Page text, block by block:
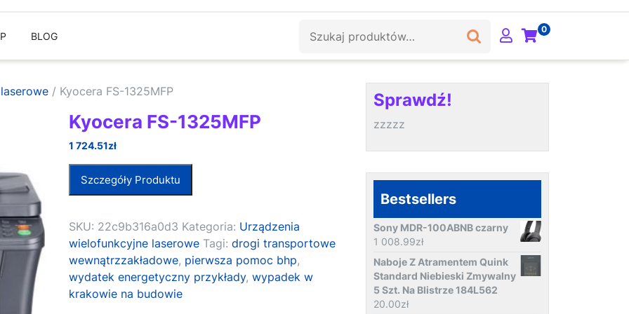
BLOG
0
/ Kyocera FS-1325MFP
Kyocera FS-1325MFP
1 724.51zł
Szczegóły Produktu
SKU: 22c9b316a0d3 Kategoria: Urządzenia
wielofunkcyjne laserowe Tagi:drogi transportowe
wewnątrzzakładowe, pierwsza pomoc bhp,
wydatek energetyczny przykłady,wypadek w
krakowie na budowie
Sprawdź!
zzzzz
Bestsellers
Sony MDR-100ABNB czarny
1 008.99zł
Naboje Z Atramentem Quink
Standard Niebieski Zmywalny
5 Szt. Na Blistrze 184L562
20.00zł